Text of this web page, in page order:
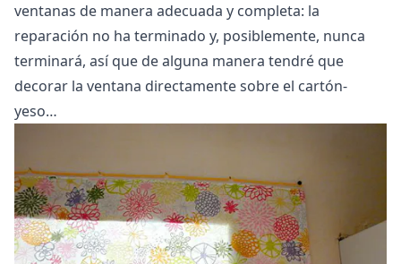
ventanas de manera adecuada y completa: la
reparación no ha terminado y, posiblemente, nunca
terminará, así que de alguna manera tendré que
decorar la ventana directamente sobre el cartón-
yeso…